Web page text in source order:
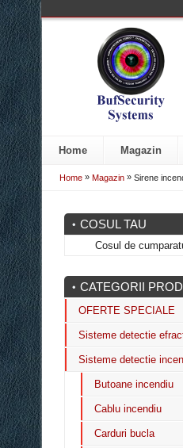
Home Magazin
Home » Magazin » Sirene
COSUL TAU
Cosul de
CATEGORII
OFERTE SPECIALE
Sisteme detectie
Sisteme detectie
Butoane incendiu
Cablu incendiu
Carduri bucla